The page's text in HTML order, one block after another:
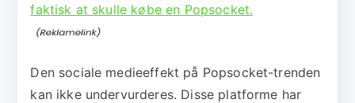
faktisk at skulle købe en Popsocket.
Den sociale medieeffekt på Popsocket-trenden
kan ikke undervurderes. Disse platforme har